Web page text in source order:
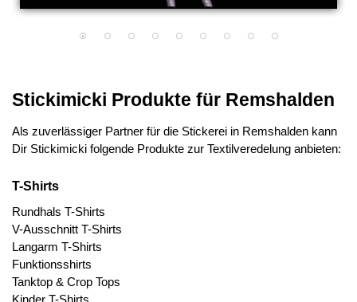
Stickimicki Produkte für Remshalden
Als zuverlässiger Partner für die Stickerei in Remshalden kann
Dir Stickimicki folgende Produkte zur Textilveredelung anbieten:
T-Shirts
Rundhals T-Shirts
V-Ausschnitt T-Shirts
Langarm T-Shirts
Funktionsshirts
Tanktop & Crop Tops
Kinder T-Shirts